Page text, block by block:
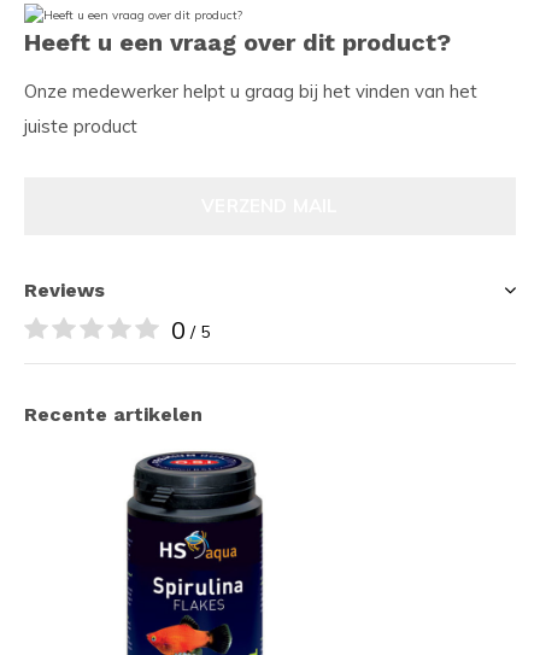
Heeft u een vraag over dit product?
Onze medewerker helpt u graag bij het vinden van het
juiste product
Reviews
0 / 5
Recente artikelen